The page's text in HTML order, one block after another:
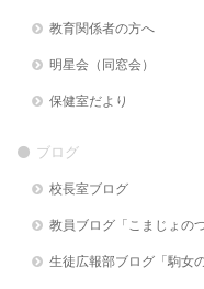
教育関係者の方へ
明星会（同窓会）
保健室だより
ブログ
校長室ブログ
教員ブログ「こまじょの
生徒広報部ブログ「駒女